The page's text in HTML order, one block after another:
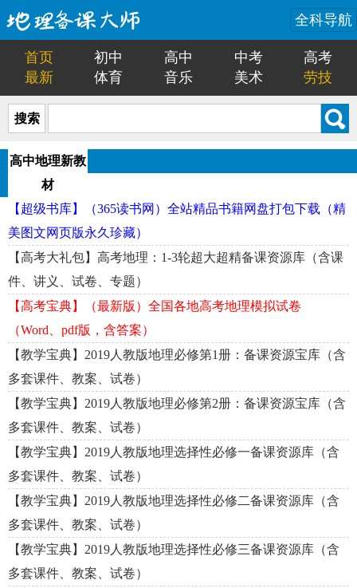
全科导航
首页 初中 高中 中考
高考
最新
体育 音乐 美术 劳技
搜索
高中地理新教
材
【超级书库】（365读书网）全站精品书籍网盘打包下载（精
美图文网页版永久珍藏）
【高考大礼包】高考地理：1-3轮超大超精备课资源库（含课
件、讲义、试卷、专题）
【高考宝典】（最新版）全国各地高考地理模拟试卷
（Word、pdf版，含答案）
【教学宝典】2019人教版地理必修第1册：备课资源宝库（含
多套课件、教案、试卷）
【教学宝典】2019人教版地理必修第2册：备课资源宝库（含
多套课件、教案、试卷）
【教学宝典】2019人教版地理选择性必修一备课资源库（含
多套课件、教案、试卷）
【教学宝典】2019人教版地理选择性必修二备课资源库（含
多套课件、教案、试卷）
【教学宝典】2019人教版地理选择性必修三备课资源库（含
多套课件、教案、试卷）